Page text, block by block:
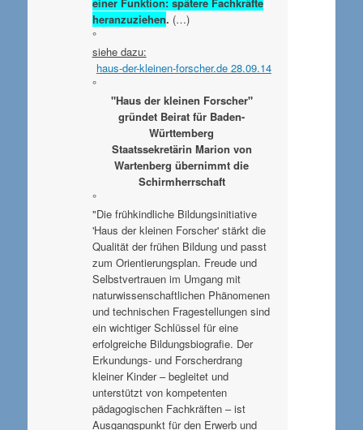
heranzuziehen. (…)
°
siehe dazu:
haus-der-kleinen-forscher.de 28.09.14
°
"Haus der kleinen Forscher"
gründet Beirat für Baden-
Württemberg
Staatssekretärin Marion von
Wartenberg übernimmt die
Schirmherrschaft
°
"Die frühkindliche Bildungsinitiative
'Haus der kleinen Forscher' stärkt die
Qualität der frühen Bildung und passt
zum Orientierungsplan. Freude und
Selbstvertrauen im Umgang mit
naturwissenschaftlichen Phänomenen
und technischen Fragestellungen sind
ein wichtiger Schlüssel für eine
erfolgreiche Bildungsbiografie. Der
Erkundungs- und Forscherdrang
kleiner Kinder – begleitet und
unterstützt von kompetenten
pädagogischen Fachkräften – ist
Ausgangspunkt für den Erwerb und